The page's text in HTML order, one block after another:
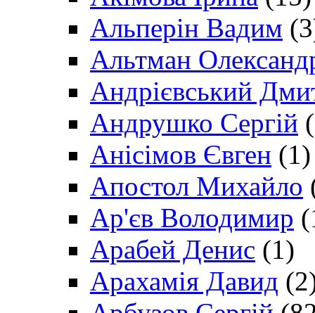
Альперін Вадим
Альтман
Андрієвський
Андрушко Сергій
Анісімов Євген (1)
Апостол Михайло
Ар'єв Володимир
Арабей Денис (1)
Арахамія Давид